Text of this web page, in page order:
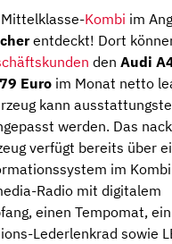
Kombi im
entdeckt! Dort
den Audi
Euro im Monat netto
kann
werden. Das
verfügt bereits über
im
Radio mit digitalem
einen Tempomat, ein
Lederlenkrad sowie